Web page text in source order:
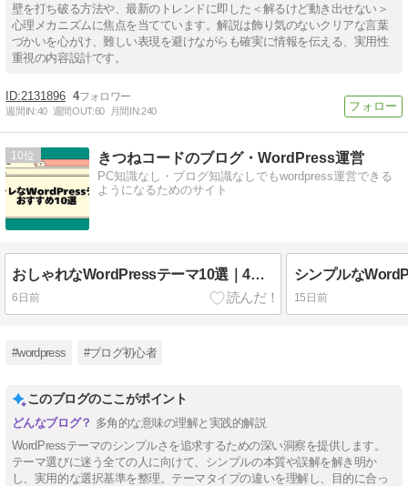
壁を打ち破る方法や、最新のトレンドに即した＜解るけど動き出せない＞
心理メカニズムに焦点を当てています。解説は飾り気のないクリアな言葉
づかいを心がけ、難しい表現を避けながらも確実に情報を伝える、実用性
重視の内容設計です。
2131896 4
週間IN:40 週間OUT:60 月間IN:240
10 きつねコードのブログ・WordPress運営
PC知識なし・ブログ知識なしでもwordpress運営できる
ようになるためのサイト
おしゃれなWordPressテーマ10選｜4つのテイスト別に厳選
6日前 15日前
#wordpress #ブログ初心者
このブログのここがポイント
多角的な意味の理解と実践的解説
WordPressテーマのシンプルさを追求するための深い洞察を提供します。
テーマ選びに迷う全ての人に向けて、シンプルの本質や誤解を解き明か
し、実用的な選択基準を整理。テーマタイプの違いを理解し、目的に合っ